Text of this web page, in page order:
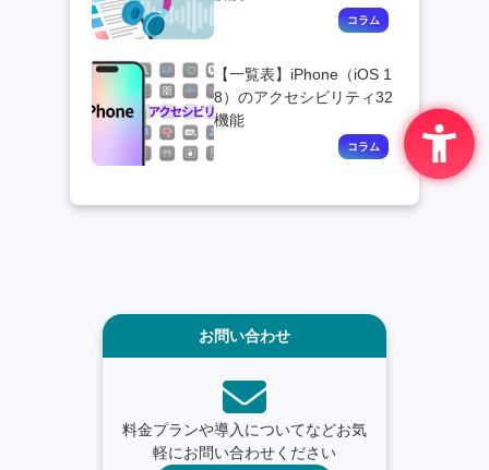
【一覧表】iPhone（iOS 1
8）のアクセシビリティ32
機能
お問い合わせ
料金プランや導入についてなどお気
軽にお問い合わせください